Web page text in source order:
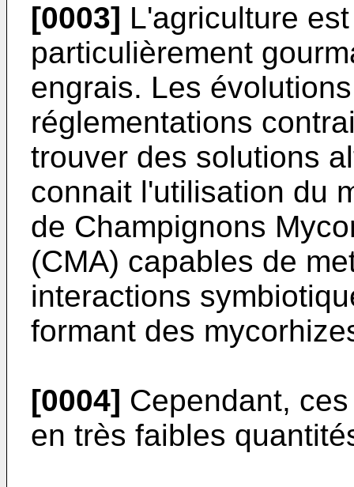
[0003] L'agriculture
particulièrement
engrais. Les
réglementations
trouver des solutions
connait l'utilisation du
de Champignons
(CMA) capables de
interactions
formant des
[0004] Cependant,
en très faibles